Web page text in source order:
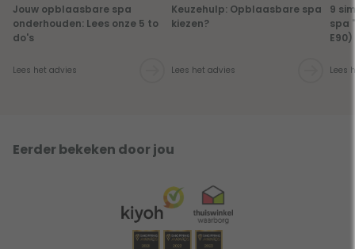
Jouw opblaasbare spa
onderhouden: Lees onze 5 to
do's
Lees het advies
Keuzehulp: Opblaasbare spa
kiezen?
Lees het advies
9
spa
E90)
Lees
Eerder bekeken door jou